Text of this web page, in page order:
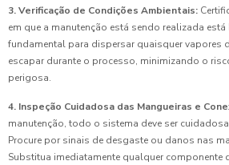
3. Verificação de Condições Ambientais:
em que a manutenção está sendo realizada
fundamental para dispersar quaisquer vapores
escapar durante o processo, minimizando o
perigosa.
4. Inspeção Cuidadosa das Mangueiras e
manutenção, todo o sistema deve ser
Procure por sinais de desgaste ou danos nas
Substitua imediatamente qualquer componente